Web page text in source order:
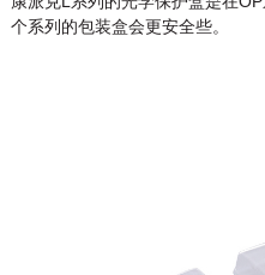
个系列的包装盒会更安全些。